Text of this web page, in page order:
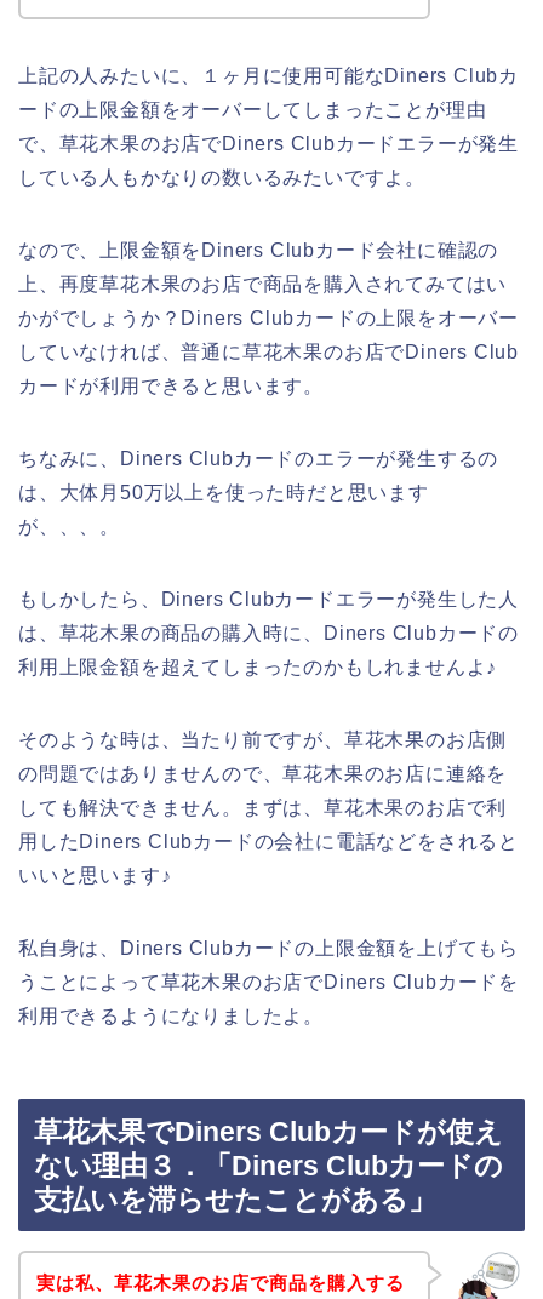
上記の人みたいに、１ヶ月に使用可能なDiners Clubカ
ードの上限金額をオーバーしてしまったことが理由
で、草花木果のお店でDiners Clubカードエラーが発生
している人もかなりの数いるみたいですよ。
なので、上限金額をDiners Clubカード会社に確認の
上、再度草花木果のお店で商品を購入されてみてはい
かがでしょうか？Diners Clubカードの上限をオーバー
していなければ、普通に草花木果のお店でDiners Club
カードが利用できると思います。
ちなみに、Diners Clubカードのエラーが発生するの
は、大体月50万以上を使った時だと思います
が、、、。
もしかしたら、Diners Clubカードエラーが発生した人
は、草花木果の商品の購入時に、Diners Clubカードの
利用上限金額を超えてしまったのかもしれませんよ♪
そのような時は、当たり前ですが、草花木果のお店側
の問題ではありませんので、草花木果のお店に連絡を
しても解決できません。まずは、草花木果のお店で利
用したDiners Clubカードの会社に電話などをされると
いいと思います♪
私自身は、Diners Clubカードの上限金額を上げてもら
うことによって草花木果のお店でDiners Clubカードを
利用できるようになりましたよ。
草花木果でDiners Clubカードが使え
ない理由３．「Diners Clubカードの
支払いを滞らせたことがある」
実は私、草花木果のお店で商品を購入する